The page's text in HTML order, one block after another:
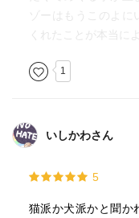
ゾーはもうこのよに
くれたことが本当に
1
いしかわさん
5
猫派か犬派かと聞か